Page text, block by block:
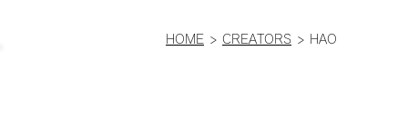
HOME > CREATORS > HAO